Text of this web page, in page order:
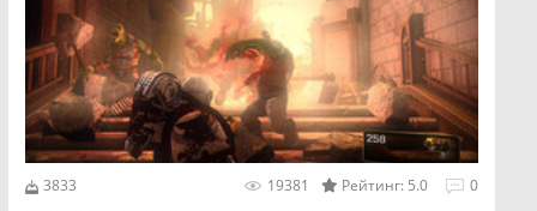
3833 0
Рейтинг: 5.0
19381